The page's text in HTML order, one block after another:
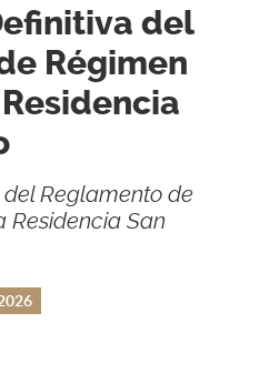
del
Régimen
Reglamento de
Residencia San